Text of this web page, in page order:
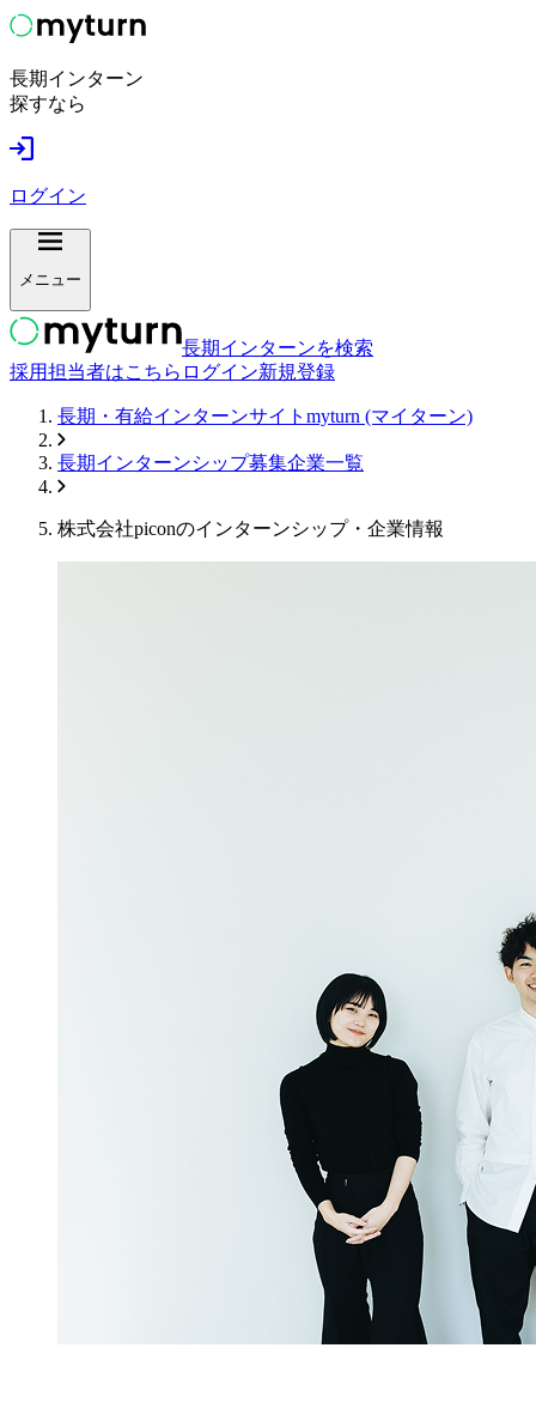
長期インターン
探すなら
ログイン
メニュー
長期インターンを検索
採用担当者はこちら ログイン新規登録
長期・有給インターンサイトmyturn (マイターン)
長期インターンシップ募集企業一覧
株式会社piconのインターンシップ・企業情報